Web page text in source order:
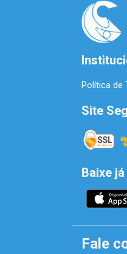
Política de
Site
Baixe
Fale